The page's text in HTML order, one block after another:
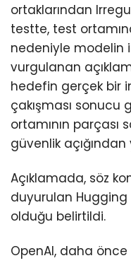
ortaklarından
testte, test
nedeniyle modelin
vurgulanan
hedefin gerçek bir
çakışması sonucu
ortamının
güvenlik açığından
Açıklamada, söz
duyurulan Hugging
olduğu belirtildi.
OpenAI, daha